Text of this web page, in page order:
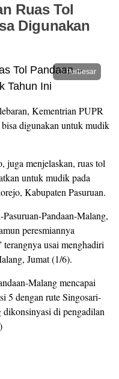
Ruas Tol
Digunakan
Perbesar
Kementrian PUPR
digunakan untuk mudik
menjelaskan, ruas tol
untuk mudik pada
Kabupaten Pasuruan.
Pandaan-Malang,
peresmiannya
terangnya usai menghadiri
Jumat (1/6).
Malang mencapai
5 dengan rute Singosari-
di pengadilan